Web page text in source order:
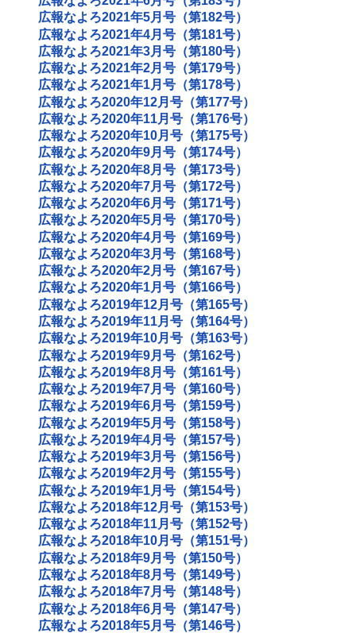
広報なよろ2021年5月号（第182号）
広報なよろ2021年4月号（第181号）
広報なよろ2021年3月号（第180号）
広報なよろ2021年2月号（第179号）
広報なよろ2021年1月号（第178号）
広報なよろ2020年12月号（第177号）
広報なよろ2020年11月号（第176号）
広報なよろ2020年10月号（第175号）
広報なよろ2020年9月号（第174号）
広報なよろ2020年8月号（第173号）
広報なよろ2020年7月号（第172号）
広報なよろ2020年6月号（第171号）
広報なよろ2020年5月号（第170号）
広報なよろ2020年4月号（第169号）
広報なよろ2020年3月号（第168号）
広報なよろ2020年2月号（第167号）
広報なよろ2020年1月号（第166号）
広報なよろ2019年12月号（第165号）
広報なよろ2019年11月号（第164号）
広報なよろ2019年10月号（第163号）
広報なよろ2019年9月号（第162号）
広報なよろ2019年8月号（第161号）
広報なよろ2019年7月号（第160号）
広報なよろ2019年6月号（第159号）
広報なよろ2019年5月号（第158号）
広報なよろ2019年4月号（第157号）
広報なよろ2019年3月号（第156号）
広報なよろ2019年2月号（第155号）
広報なよろ2019年1月号（第154号）
広報なよろ2018年12月号（第153号）
広報なよろ2018年11月号（第152号）
広報なよろ2018年10月号（第151号）
広報なよろ2018年9月号（第150号）
広報なよろ2018年8月号（第149号）
広報なよろ2018年7月号（第148号）
広報なよろ2018年6月号（第147号）
広報なよろ2018年5月号（第146号）